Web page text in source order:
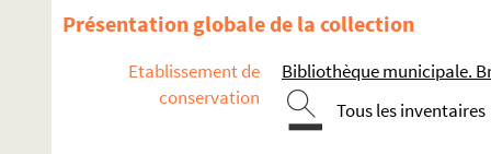
Présentation globale de la collection
Etablissement de
conservation
Bibliothèque municipale.
Tous les inventaires
MS 081 (A, B, C, D). Notices biographiques
MS 083. Un Crime d'amour
MS 084. Outre-Mer (notes sur l'Amérique) : [épreuves]